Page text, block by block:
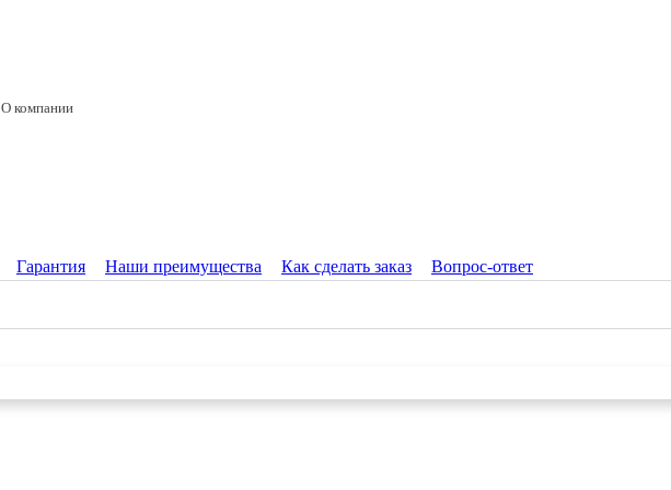
О компании
Гарантия Наши преимущества Как сделать заказ Вопрос-ответ